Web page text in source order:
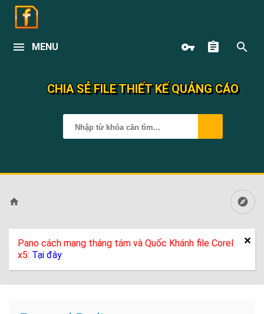
MENU
CHIA SẺ FILE THIẾT KẾ QUẢNG CÁO
Pano cách mạng tháng tám và Quốc Khánh file Corel
x5: Tại đây